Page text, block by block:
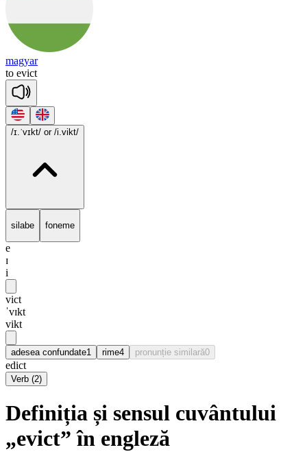
magyar
to evict
/ɪ.ˈvɪkt/ or /i.vikt/
silabe foneme
e
ɪ
i
vict
ˈvɪkt
vikt
adesea confundate1 rime4 pronunție similară0
edict
Verb (2)
Definiția și sensul cuvântului
„evict” în engleză